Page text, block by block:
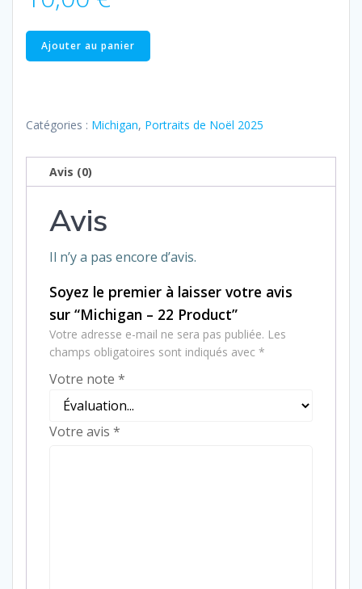
quantité
de
22
Ajouter au panier
Catégories : Michigan, Portraits de Noël 2025
Avis (0)
Avis
Il n’y a pas encore d’avis.
Soyez le premier à laisser votre avis
sur “Michigan – 22 Product”
Votre adresse e-mail ne sera pas publiée. Les
champs obligatoires sont indiqués avec *
Votre note *
Votre avis *